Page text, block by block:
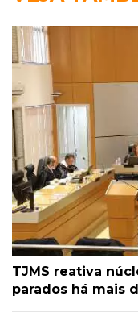
TJMS reativa
parados há mais